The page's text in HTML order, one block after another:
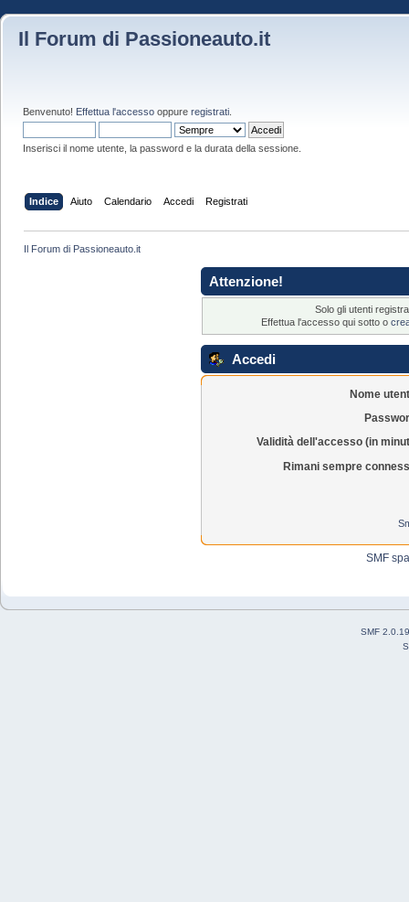
Il Forum di Passioneauto.it
Benvenuto! Effettua l'accesso oppure registrati
Inserisci il nome utente, la password e la durata della sessione.
Indice Aiuto Calendario Accedi Registrati
Il Forum di Passioneauto.it
Attenzione!
Solo gli utenti
Effettua l'accesso qui sotto o
Accedi
Nome
Validità dell'accesso (in
Rimani sempre
SMF
SMF 2.0.19